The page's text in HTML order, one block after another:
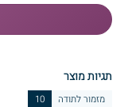
תגיות מוצר
מזמור לתודה 10